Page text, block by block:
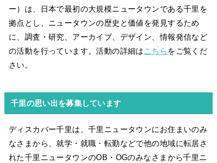
ー）は、日本で最初の大規模ニュータウンである千里を
拠点とし、ニュータウンの歴史と価値を発見するため
に、調査・研究、アーカイブ、デザイン、情報発信など
の活動を行っています。活動の詳細は こちら をご覧くだ
さい。
千里の思い出を募集しています
ディスカバー千里は、千里ニュータウンにお住まいのみ
なさまから、就学・就職・転勤などで他の地域に転居さ
れた千里ニュータウンのOB・OGのみなさまから千里ニ